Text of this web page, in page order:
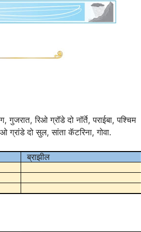
गुजरात, रिओ ग्राॅडे दो नॉर्ते, पराईबा, पश्चिम
ग्रांडे दो सुल, सांता कॅटरिना, गोवा.
ब्राझील